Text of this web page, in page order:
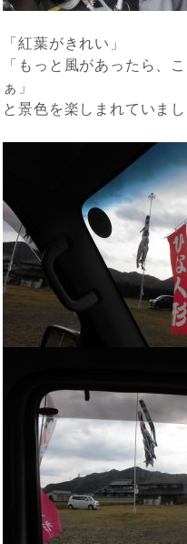
「紅葉がきれい」
「もっと風があったら、
ぁ」
と景色を楽しまれていま